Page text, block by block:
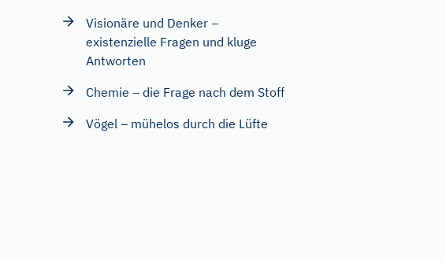
Visionäre und Denker –
existenzielle Fragen und kluge
Antworten
Chemie – die Frage nach dem Stoff
Vögel – mühelos durch die Lüfte